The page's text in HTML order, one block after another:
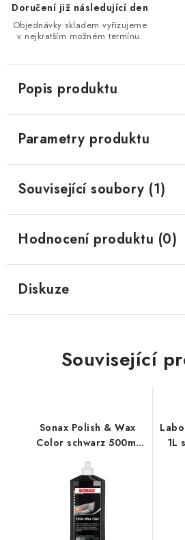
Doručení již následující den
Objednávky skladem vyřizujeme
v nejkratším možném termínu.
Popis produktu
Parametry produktu
Související soubory (1)
Hodnocení produktu (0)
Diskuze
Související
Sonax Polish & Wax
Color schwarz 500ml
leštěnka s voskem
1L